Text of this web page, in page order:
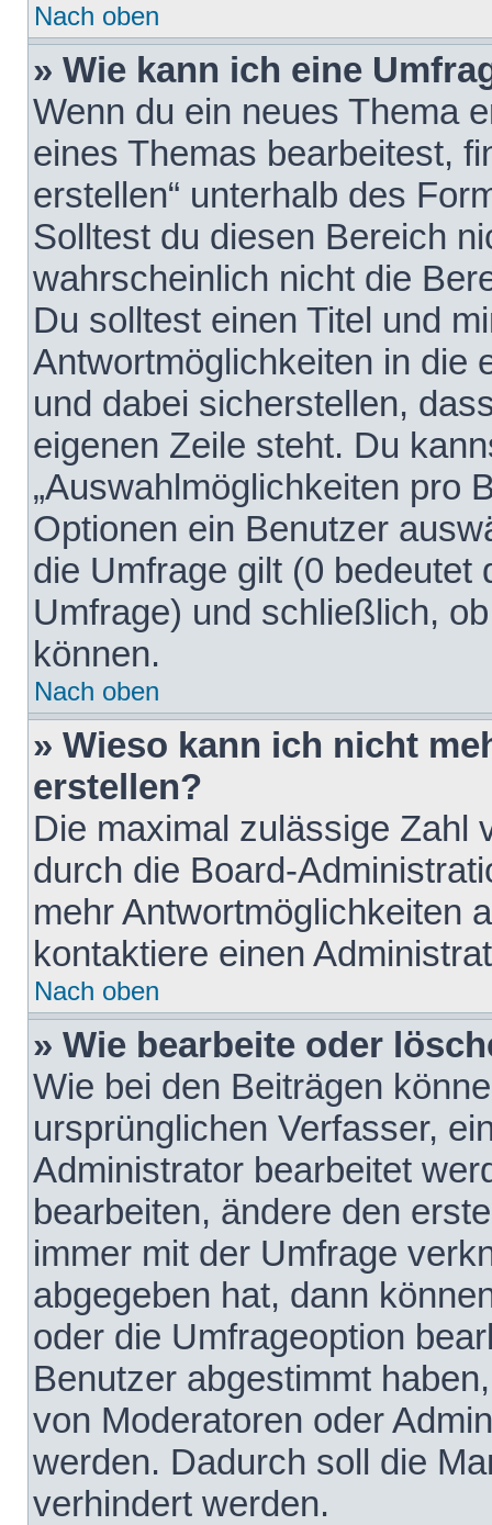
Nach oben
» Wie kann ich eine
Wenn du ein neues Thema
eines Themas bearbeitest,
erstellen“ unterhalb des
Solltest du diesen Bereich
wahrscheinlich nicht die
Du solltest einen Titel und
Antwortmöglichkeiten in die
und dabei sicherstellen,
eigenen Zeile steht. Du
„Auswahlmöglichkeiten pro
Optionen ein Benutzer
die Umfrage gilt (0 bedeutet
Umfrage) und schließlich,
können.
Nach oben
» Wieso kann ich nicht
erstellen?
Die maximal zulässige Zahl
durch die Board-
mehr Antwortmöglichkeiten
kontaktiere einen
Nach oben
» Wie bearbeite oder
Wie bei den Beiträgen
ursprünglichen Verfasser,
Administrator bearbeitet
bearbeiten, ändere den
immer mit der Umfrage
abgegeben hat, dann
oder die Umfrageoption
Benutzer abgestimmt
von Moderatoren oder
werden. Dadurch soll die
verhindert werden.